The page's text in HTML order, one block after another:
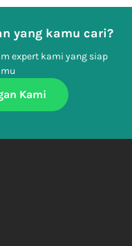
yang kamu cari?
expert kami yang siap
Kami